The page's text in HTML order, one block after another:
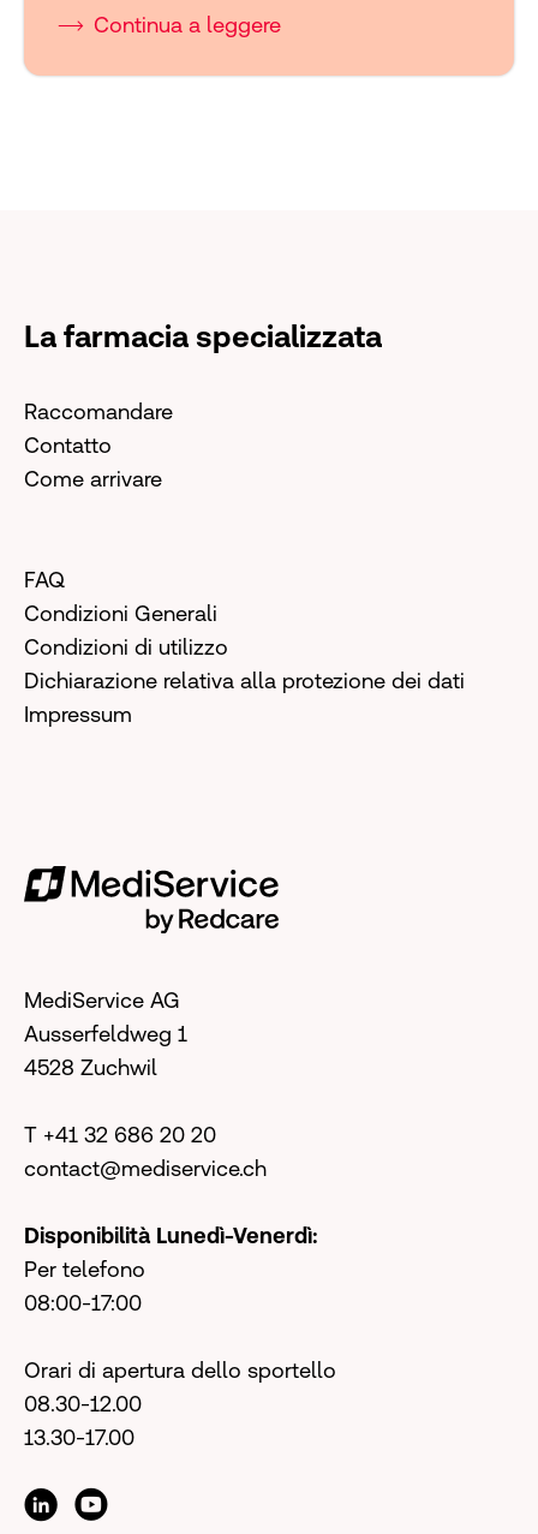
Continua a leggere
La farmacia specializzata
Raccomandare
Contatto
Come arrivare
FAQ
Condizioni Generali
Condizioni di utilizzo
Dichiarazione relativa alla protezione dei dati
Impressum
MediService AG
Ausserfeldweg 1
4528 Zuchwil
T +41 32 686 20 20
contact@mediservice.ch
Disponibilità Lunedì-Venerdì:
Per telefono
08:00-17:00
Orari di apertura dello sportello
08.30-12.00
13.30-17.00